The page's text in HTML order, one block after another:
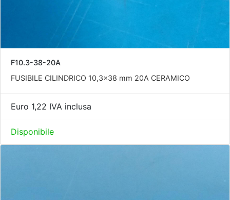
F10.3-38-20A
FUSIBILE CILINDRICO 10,3x38 mm 20A CERAMICO
Euro 1,22 IVA inclusa
Disponibile